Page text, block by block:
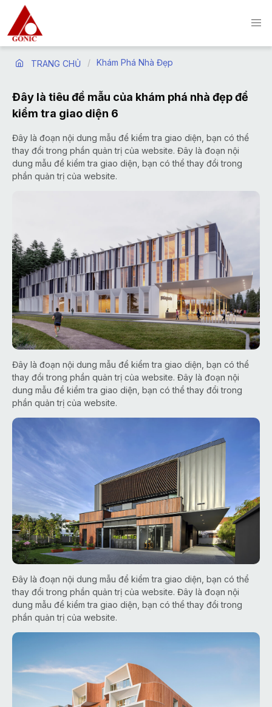
TRANG CHỦ Khám Phá Nhà Đẹp
Đây là tiêu đề mẫu của khám phá nhà đẹp để
kiểm tra giao diện 6
Đây là đoạn nội dung mẫu để kiểm tra giao diện, bạn có thể
thay đổi trong phần quản trị của website. Đây là đoạn nội
dung mẫu để kiểm tra giao diện, bạn có thể thay đổi trong
phần quản trị của website.
Đây là đoạn nội dung mẫu để kiểm tra giao diện, bạn có thể
thay đổi trong phần quản trị của website. Đây là đoạn nội
dung mẫu để kiểm tra giao diện, bạn có thể thay đổi trong
phần quản trị của website.
Đây là đoạn nội dung mẫu để kiểm tra giao diện, bạn có thể
thay đổi trong phần quản trị của website. Đây là đoạn nội
dung mẫu để kiểm tra giao diện, bạn có thể thay đổi trong
phần quản trị của website.